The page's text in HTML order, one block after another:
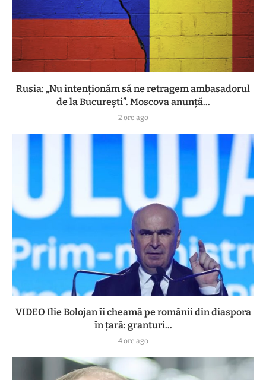
Rusia: „Nu intenționăm să ne retragem ambasadorul
de la București”. Moscova anunță...
2 ore ago
VIDEO Ilie Bolojan îi cheamă pe românii din diaspora
în țară: granturi...
4 ore ago